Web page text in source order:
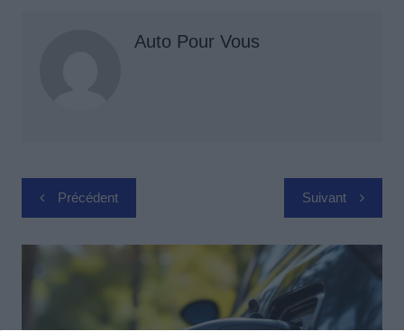
Auto Pour Vous
Navigation
de
l’article
Précédent Suivant